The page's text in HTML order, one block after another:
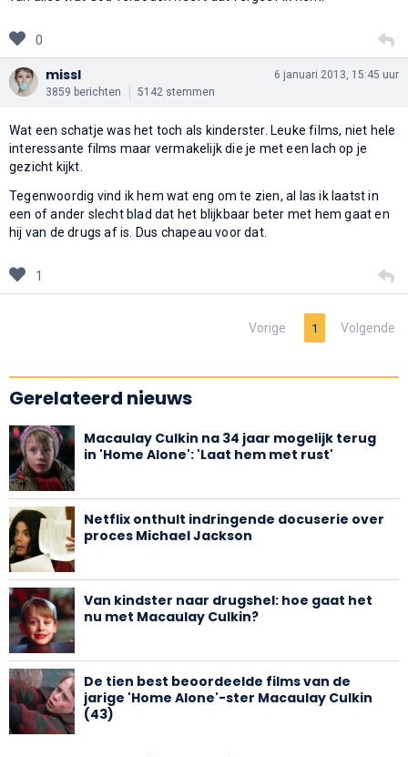
0
missl
3859 berichten 5142 stemmen
6 januari 2013, 15:45 uur
Wat een schatje was het toch als kinderster. Leuke films, niet hele
interessante films maar vermakelijk die je met een lach op je
gezicht kijkt.
Tegenwoordig vind ik hem wat eng om te zien, al las ik laatst in
een of ander slecht blad dat het blijkbaar beter met hem gaat en
hij van de drugs af is. Dus chapeau voor dat.
1
Vorige 1 Volgende
Gerelateerd nieuws
Macaulay Culkin na 34 jaar mogelijk terug
in 'Home Alone': 'Laat hem met rust'
Netflix onthult indringende docuserie over
proces Michael Jackson
Van kindster naar drugshel: hoe gaat het
nu met Macaulay Culkin?
De tien best beoordeelde films van de
jarige 'Home Alone'-ster Macaulay Culkin
(43)